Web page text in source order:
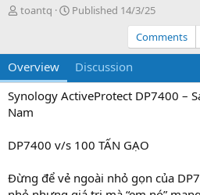
A
h
o
r
toantq
P
l
s
h
Published 14/3/25
Comments
Overview
Discussion
Synology ActiveProtect DP7400 –
Nam
DP7400 v/s 100 TẤN GẠO
Đừng để vẻ ngoài nhỏ gọn của